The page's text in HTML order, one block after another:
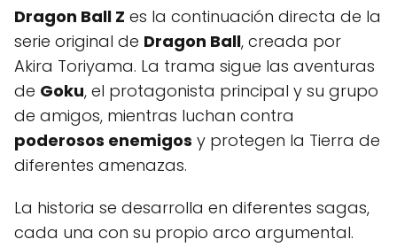
Dragon Ball Z es la continuación directa de la
serie original de Dragon Ball, creada por
Akira Toriyama. La trama sigue las aventuras
de Goku, el protagonista principal y su grupo
de amigos, mientras luchan contra
poderosos enemigos y protegen la Tierra de
diferentes amenazas.
La historia se desarrolla en diferentes sagas,
cada una con su propio arco argumental.